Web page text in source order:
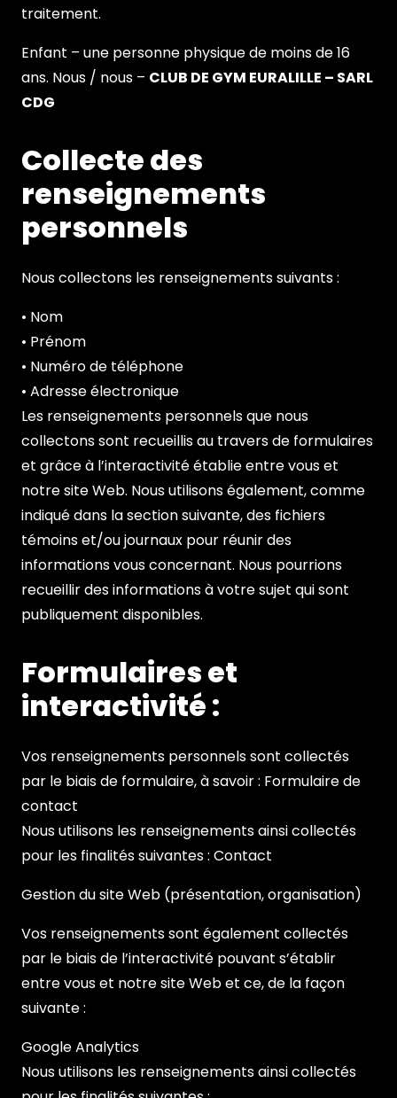
traitement.
Enfant – une personne physique de moins de 16
ans. Nous / nous – CLUB DE GYM EURALILLE – SARL
CDG
Collecte des
renseignements
personnels
Nous collectons les renseignements suivants :
• Nom
• Prénom
• Numéro de téléphone
• Adresse électronique
Les renseignements personnels que nous
collectons sont recueillis au travers de formulaires
et grâce à l’interactivité établie entre vous et
notre site Web. Nous utilisons également, comme
indiqué dans la section suivante, des fichiers
témoins et/ou journaux pour réunir des
informations vous concernant. Nous pourrions
recueillir des informations à votre sujet qui sont
publiquement disponibles.
Formulaires et
interactivité :
Vos renseignements personnels sont collectés
par le biais de formulaire, à savoir : Formulaire de
contact
Nous utilisons les renseignements ainsi collectés
pour les finalités suivantes : Contact
Gestion du site Web (présentation, organisation)
Vos renseignements sont également collectés
par le biais de l’interactivité pouvant s’établir
entre vous et notre site Web et ce, de la façon
suivante :
Google Analytics
Nous utilisons les renseignements ainsi collectés